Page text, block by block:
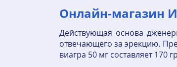
Онлайн-магазин
Действующая основа
отвечающего за эрекцию.
виагра 50 мг составляет 170